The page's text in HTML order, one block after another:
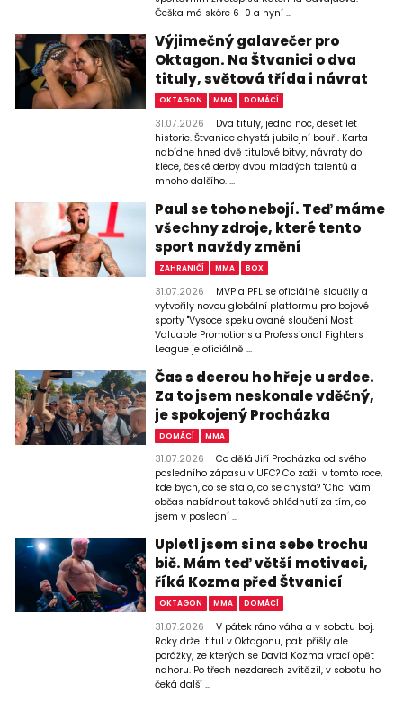
Češka má skóre 6-0 a nyní ...
Výjimečný galavečer pro
Oktagon. Na Štvanici o dva
tituly, světová třída i návrat
OKTAGON MMA DOMÁCÍ
31.07.2026
Dva tituly, jedna noc, deset let
historie. Štvanice chystá jubilejní bouři. Karta
nabídne hned dvě titulové bitvy, návraty do
klece, české derby dvou mladých talentů a
mnoho dalšího. ...
Paul se toho nebojí. Teď máme
všechny zdroje, které tento
sport navždy změní
ZAHRANIČÍ MMA BOX
31.07.2026
MVP a PFL se oficiálně sloučily a
vytvořily novou globální platformu pro bojové
sporty "Vysoce spekulované sloučení Most
Valuable Promotions a Professional Fighters
League je oficiálně ...
Čas s dcerou ho hřeje u srdce.
Za to jsem neskonale vděčný,
je spokojený Procházka
DOMÁCÍ MMA
31.07.2026
Co dělá Jiří Procházka od svého
posledního zápasu v UFC? Co zažil v tomto roce,
kde bych, co se stalo, co se chystá? "Chci vám
občas nabídnout takové ohlédnutí za tím, co
jsem v poslední ...
Upletl jsem si na sebe trochu
bič. Mám teď větší motivaci,
říká Kozma před Štvanicí
OKTAGON MMA DOMÁCÍ
31.07.2026
V pátek ráno váha a v sobotu boj.
Roky držel titul v Oktagonu, pak přišly ale
porážky, ze kterých se David Kozma vrací opět
nahoru. Po třech nezdarech zvítězil, v sobotu ho
čeká další ...